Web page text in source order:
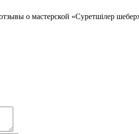
о мастерской «Суретшілер